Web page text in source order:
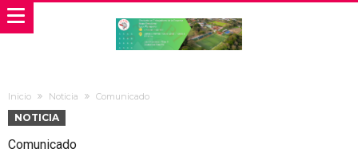
Inicio Noticia Comunicado
NOTICIA
Comunicado